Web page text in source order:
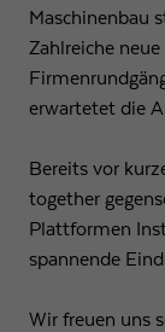
Maschinenbau
Zahlreiche
erwartetet die
Bereits vor
together
Plattformen
spannende
Wir freuen uns